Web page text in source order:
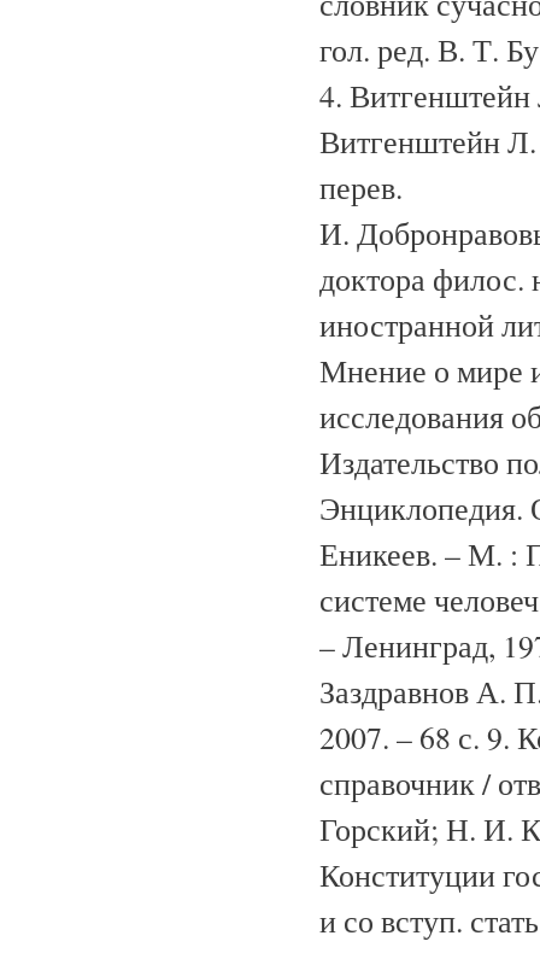
гол. ред. В. Т.
4.
Витгенштейн Л.
перев.
И.
доктора
иностранной
Мнение о мире
исследования
Издательство
Энциклопедия.
Еникеев. – М. :
системе
– Ленинград,
Заздравнов А.
2007. – 68 с. 9.
справочник /
Горский; Н. И.
Конституции
и со вступ.